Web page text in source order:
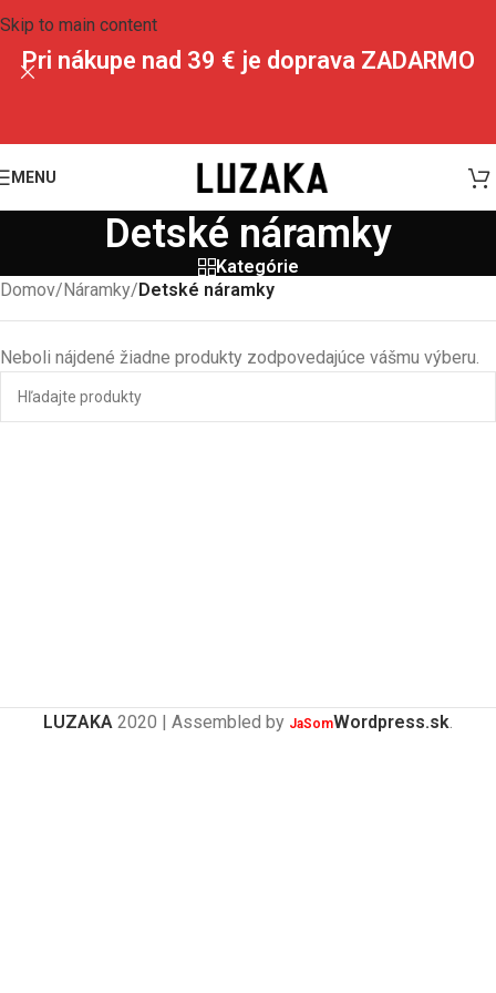
Skip to main content
Pri nákupe nad 39 € je doprava ZADARMO
MENU
Detské náramky
Kategórie
Domov/Náramky/Detské náramky
Neboli nájdené žiadne produkty zodpovedajúce vášmu výberu.
LUZAKA 2020 | Assembled by JaSomWordpress.sk.